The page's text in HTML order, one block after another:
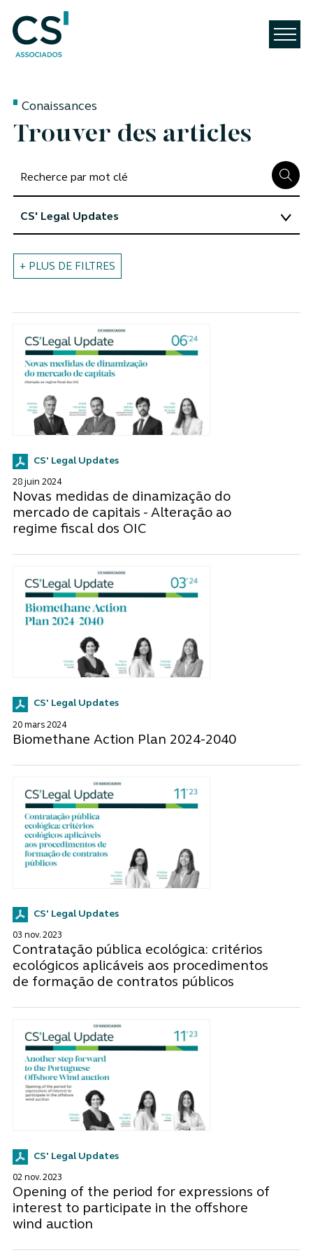
Conaissances
Trouver des articles
+ PLUS DE FILTRES
CS' Legal Updates
28 juin 2024
Novas medidas de dinamização do
mercado de capitais - Alteração ao
regime fiscal dos OIC
CS' Legal Updates
20 mars 2024
Biomethane Action Plan 2024-2040
CS' Legal Updates
03 nov. 2023
Contratação pública ecológica: critérios
ecológicos aplicáveis aos procedimentos
de formação de contratos públicos
CS' Legal Updates
02 nov. 2023
Opening of the period for expressions of
interest to participate in the offshore
wind auction